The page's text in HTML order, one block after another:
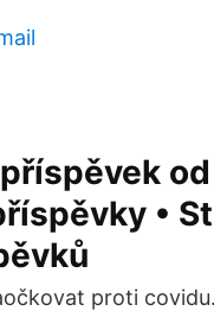
•
proti